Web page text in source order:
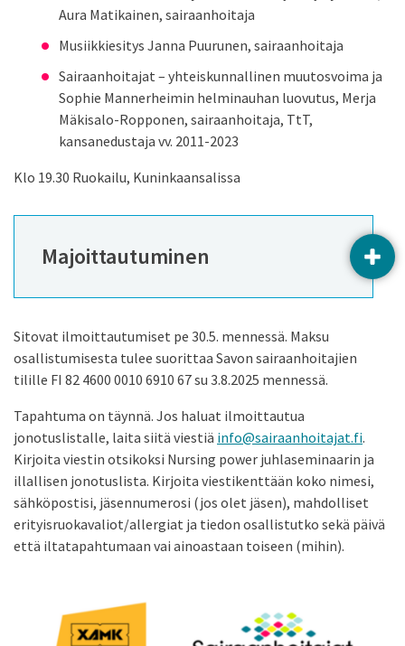
Aura Matikainen, sairaanhoitaja
Musiikkiesitys Janna Puurunen, sairaanhoitaja
Sairaanhoitajat – yhteiskunnallinen muutosvoima ja
Sophie Mannerheimin helminauhan luovutus, Merja
Mäkisalo-Ropponen, sairaanhoitaja, TtT,
kansanedustaja vv. 2011-2023
Klo 19.30 Ruokailu, Kuninkaansalissa
Majoittautuminen
Sitovat ilmoittautumiset pe 30.5. mennessä. Maksu
osallistumisesta tulee suorittaa Savon sairaanhoitajien
tilille FI 82 4600 0010 6910 67 su 3.8.2025 mennessä.
Tapahtuma on täynnä. Jos haluat ilmoittautua
jonotuslistalle, laita siitä viestiä info@sairaanhoitajat.fi.
Kirjoita viestin otsikoksi Nursing power juhlaseminaarin ja
illallisen jonotuslista. Kirjoita viestikenttään koko nimesi,
sähköpostisi, jäsennumerosi (jos olet jäsen), mahdolliset
erityisruokavaliot/allergiat ja tiedon osallistutko sekä päivä
että iltatapahtumaan vai ainoastaan toiseen (mihin).